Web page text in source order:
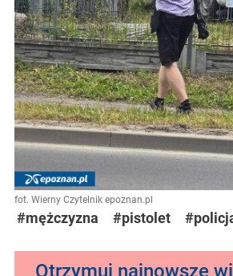
fot. Wierny Czytelnik epoznan.pl
#mężczyzna #pistolet
Otrzymuj najnowsze